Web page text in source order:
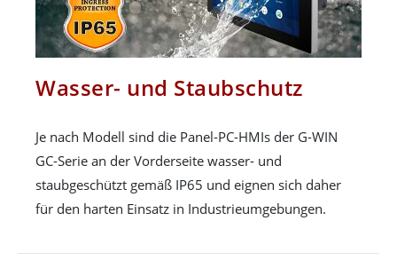
Wasser- und Staubschutz
Je nach Modell sind die Panel-PC-HMIs der G-WIN
GC-Serie an der Vorderseite wasser- und
staubgeschützt gemäß IP65 und eignen sich daher
für den harten Einsatz in Industrieumgebungen.